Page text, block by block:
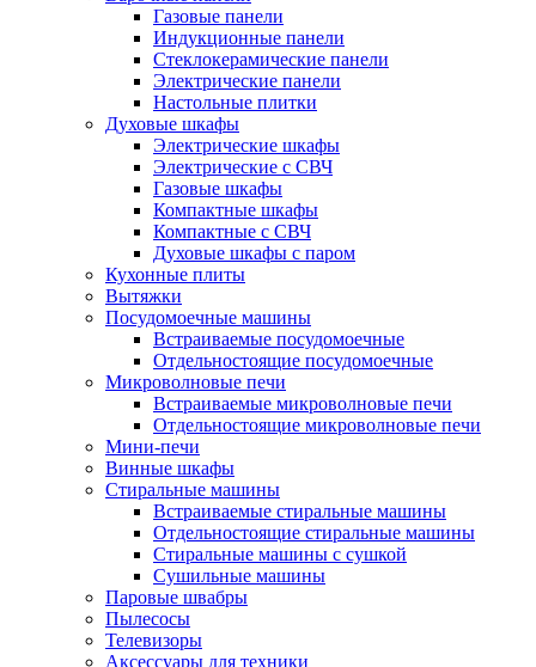
Газовые панели
Индукционные панели
Стеклокерамические панели
Электрические панели
Настольные плитки
Духовые шкафы
Электрические шкафы
Электрические с СВЧ
Газовые шкафы
Компактные шкафы
Компактные с СВЧ
Духовые шкафы с паром
Кухонные плиты
Вытяжки
Посудомоечные машины
Встраиваемые посудомоечные
Отдельностоящие посудомоечные
Микроволновые печи
Встраиваемые микроволновые печи
Отдельностоящие микроволновые печи
Мини-печи
Винные шкафы
Стиральные машины
Встраиваемые стиральные машины
Отдельностоящие стиральные машины
Стиральные машины с сушкой
Сушильные машины
Паровые швабры
Пылесосы
Телевизоры
Аксессуары для техники